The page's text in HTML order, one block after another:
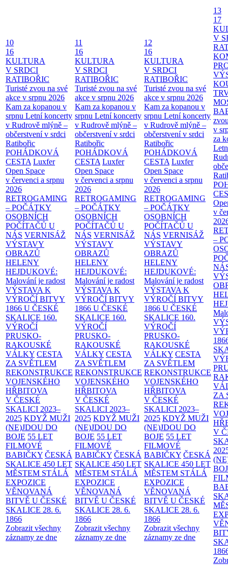
10
16
KULTURA
V SRDCI
RATIBOŘIC
Turisté zvou na své
akce v srpnu 2026
Kam za kopanou v
srpnu Letní koncerty
v Rudrově mlýně –
občerstvení v srdci
Ratibořic
POHÁDKOVÁ
CESTA Luxfer
Open Space
v červenci a srpnu
2026
RETROGAMING
– POČÁTKY
OSOBNÍCH
POČÍTAČŮ U
NÁS VERNISÁŽ
VÝSTAVY
OBRAZŮ
HELENY
HEJDUKOVÉ:
Malování je radost
VÝSTAVA K
VÝROČÍ BITVY
1866 U ČESKÉ
SKALICE 160.
VÝROČÍ
PRUSKO-
RAKOUSKÉ
VÁLKY CESTA
ZA SVĚTLEM
REKONSTRUKCE
VOJENSKÉHO
HŘBITOVA
V ČESKÉ
SKALICI 2023–
2025 KDYŽ MUŽI
(NE)JDOU DO
BOJE 55 LET
FILMOVÉ
BABIČKY ČESKÁ
SKALICE 450 LET
MĚSTEM STÁLÁ
EXPOZICE
VĚNOVANÁ
BITVĚ U ČESKÉ
SKALICE 28. 6.
1866
Zobrazit všechny
záznamy ze dne
11
16
KULTURA
V SRDCI
RATIBOŘIC
Turisté zvou na své
akce v srpnu 2026
Kam za kopanou v
srpnu Letní koncerty
v Rudrově mlýně –
občerstvení v srdci
Ratibořic
POHÁDKOVÁ
CESTA Luxfer
Open Space
v červenci a srpnu
2026
RETROGAMING
– POČÁTKY
OSOBNÍCH
POČÍTAČŮ U
NÁS VERNISÁŽ
VÝSTAVY
OBRAZŮ
HELENY
HEJDUKOVÉ:
Malování je radost
VÝSTAVA K
VÝROČÍ BITVY
1866 U ČESKÉ
SKALICE 160.
VÝROČÍ
PRUSKO-
RAKOUSKÉ
VÁLKY CESTA
ZA SVĚTLEM
REKONSTRUKCE
VOJENSKÉHO
HŘBITOVA
V ČESKÉ
SKALICI 2023–
2025 KDYŽ MUŽI
(NE)JDOU DO
BOJE 55 LET
FILMOVÉ
BABIČKY ČESKÁ
SKALICE 450 LET
MĚSTEM STÁLÁ
EXPOZICE
VĚNOVANÁ
BITVĚ U ČESKÉ
SKALICE 28. 6.
1866
Zobrazit všechny
záznamy ze dne
12
16
KULTURA
V SRDCI
RATIBOŘIC
Turisté zvou na své
akce v srpnu 2026
Kam za kopanou v
srpnu Letní koncerty
v Rudrově mlýně –
občerstvení v srdci
Ratibořic
POHÁDKOVÁ
CESTA Luxfer
Open Space
v červenci a srpnu
2026
RETROGAMING
– POČÁTKY
OSOBNÍCH
POČÍTAČŮ U
NÁS VERNISÁŽ
VÝSTAVY
OBRAZŮ
HELENY
HEJDUKOVÉ:
Malování je radost
VÝSTAVA K
VÝROČÍ BITVY
1866 U ČESKÉ
SKALICE 160.
VÝROČÍ
PRUSKO-
RAKOUSKÉ
VÁLKY CESTA
ZA SVĚTLEM
REKONSTRUKCE
VOJENSKÉHO
HŘBITOVA
V ČESKÉ
SKALICI 2023–
2025 KDYŽ MUŽI
(NE)JDOU DO
BOJE 55 LET
FILMOVÉ
BABIČKY ČESKÁ
SKALICE 450 LET
MĚSTEM STÁLÁ
EXPOZICE
VĚNOVANÁ
BITVĚ U ČESKÉ
SKALICE 28. 6.
1866
Zobrazit všechny
záznamy ze dne
13
17
V
v
za
v
–
ZA
V